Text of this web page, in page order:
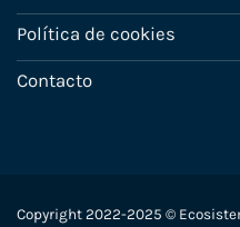
Política de cookies
Contacto
Copyright 2022-2025 ©